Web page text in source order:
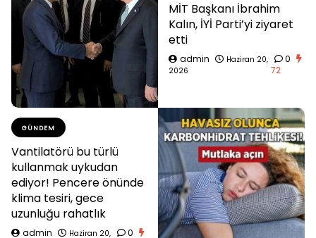
MİT Başkanı İbrahim
Kalın, İYİ Parti’yi ziyaret
etti
admin
Haziran 20,
2026
0
72
GÜNDEM
Vantilatörü bu türlü
kullanmak uykudan
ediyor! Pencere önünde
klima tesiri, gece
uzunluğu rahatlık
admin
Haziran 20,
0